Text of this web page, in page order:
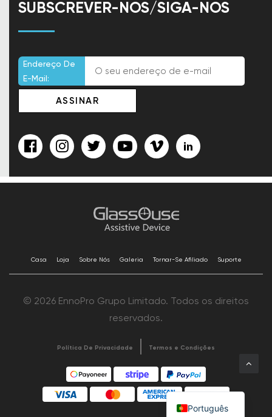
SUBSCREVER-NOS/SIGA-NOS
Endereço De
E-Mail:
Casa Loja Sobre Nós Galeria Tornar-Se Afiliado Suporte
© 2026 EnnoPro Grupo Limitado. Todos os direitos
reservados.
Política De Privacidade Termos e Condições
Português